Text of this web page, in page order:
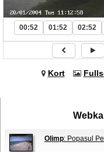
00:52 01:52 02:52
Kort
Olimp: Popasul